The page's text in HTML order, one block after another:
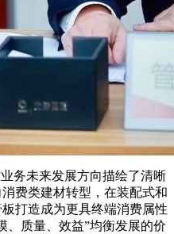
务未来发展方向描绘了清晰
费类建材转型，在装配式和
打造成为更具终端消费属性
、质量、效益”均衡发展的价